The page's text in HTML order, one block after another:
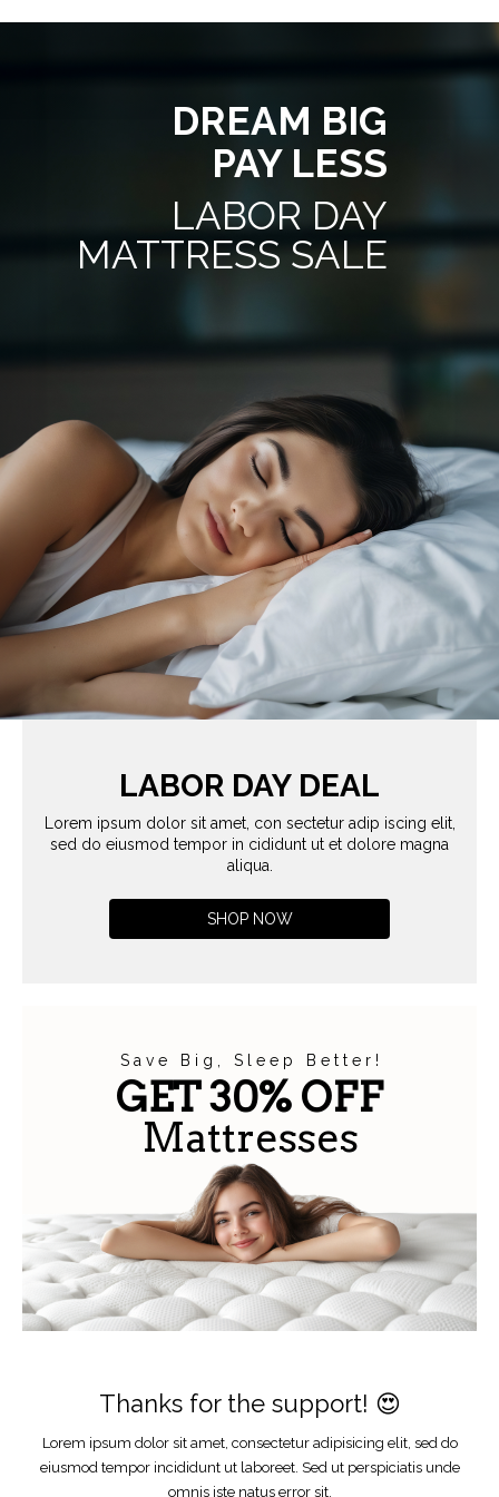
DREAM BIG
PAY LESS
LABOR DAY
MATTRESS SALE
LABOR DAY DEAL
Lorem ipsum dolor sit amet, con sectetur adip iscing elit,
sed do eiusmod tempor in cididunt ut et dolore magna
aliqua.
SHOP NOW
S a v e B i g , S l e e p B e t t e r !
GET 30% OFF
Mattresses
Thanks for the support! 😍
Lorem ipsum dolor sit amet, consectetur adipisicing elit, sed do
eiusmod tempor incididunt ut laboreet. Sed ut perspiciatis unde
omnis iste natus error sit.